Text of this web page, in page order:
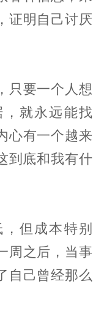
证明自己讨厌
只要一个人想
就永远能找
心有一个越来
到底和我有什
但成本特别
周之后，当事
自己曾经那么